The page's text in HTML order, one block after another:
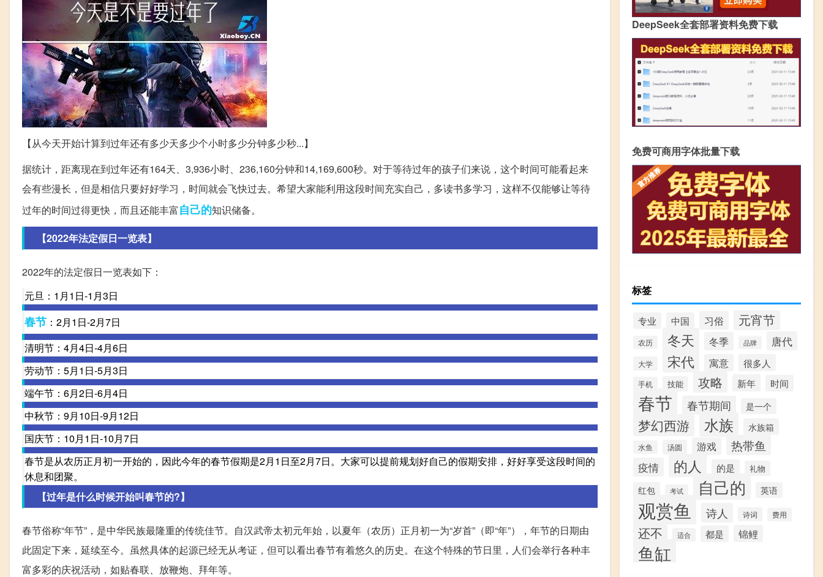
【从今天开始计算到过年还有多少天多少个小时多少分钟多少秒...】
据统计，距离现在到过年还有164天、3,936小时、236,160分钟和14,169,600秒。对于等待过年的孩子们来说，这个时间可能看起来
会有些漫长，但是相信只要好好学习，时间就会飞快过去。希望大家能利用这段时间充实自己，多读书多学习，这样不仅能够让等待
过年的时间过得更快，而且还能丰富自己的知识储备。
【2022年法定假日一览表】
2022年的法定假日一览表如下：
元旦：1月1日-1月3日
春节 ：2月1日-2月7日
清明节：4月4日-4月6日
劳动节：5月1日-5月3日
端午节：6月2日-6月4日
中秋节：9月10日-9月12日
国庆节：10月1日-10月7日
春节是从农历正月初一开始的，因此今年的春节假期是2月1日至2月7日。大家可以提前规划好自己的假期安排，好好享受这段时间的
休息和团聚。
【过年是什么时候开始叫春节的?】
春节俗称“年节”，是中华民族最隆重的传统佳节。自汉武帝太初元年始，以夏年（农历）正月初一为“岁首”（即“年”），年节的日期由
此固定下来，延续至今。虽然具体的起源已经无从考证，但可以看出春节有着悠久的历史。在这个特殊的节日里，人们会举行各种丰
富多彩的庆祝活动，如贴春联、放鞭炮、拜年等。
DeepSeek全套部署资料免费下载
免费可商用字体批量下载
标签
专业 中国 习俗 元宵节
农历 冬天 冬季 品牌 唐代
大学 宋代 寓意 很多人
手机 技能 攻略 新年 时间
春节 春节期间 是一个
梦幻西游 水族 水族箱
水鱼 汤圆 游戏 热带鱼
疫情 的人 的是 礼物
红包 考试 自己的 英语
观赏鱼 诗人 诗词 费用
还不 适合 都是 锦鲤
鱼缸